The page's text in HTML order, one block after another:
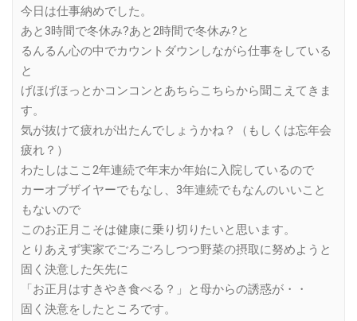
今日は仕事納めでした。
あと3時間で冬休み?あと2時間で冬休み?と
るんるん心の中でカウントダウンしながら仕事をしている
と
げほげほっとかコンコンとあちらこちらから聞こえてきま
す。
気が抜けて疲れが出たんでしょうかね？（もしくは忘年会
疲れ？）
わたしはここ2年連続で年末か年始に入院しているので
カーオブザイヤーでもなし、3年連続でもなんのいいこと
もないので
このお正月こそは健康に乗り切りたいと思います。
とりあえず実家でごろごろしつつ野菜の摂取に努めようと
固く決意した矢先に
「お正月はすきやき食べる？」と母からの誘惑が・・
固く決意をしたところです。